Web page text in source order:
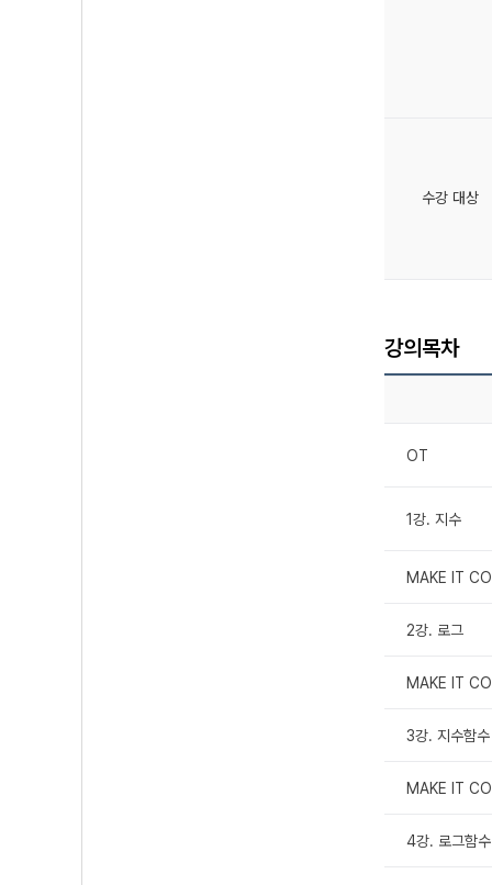
수강 대상
강의목차
OT
1강. 지수
MAKE IT
2강. 로그
MAKE IT
3강. 지수함수
MAKE IT
4강. 로그함수